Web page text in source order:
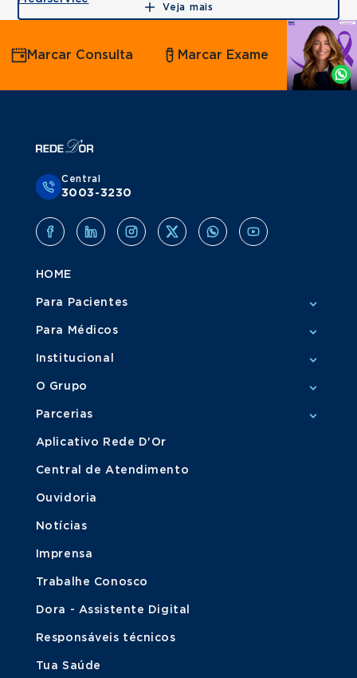
Veja mais
Agende
por
Whatsapp
Marcar Consulta Marcar Exame
Central
3003-3230
HOME
Para Pacientes
Para Médicos
Institucional
O Grupo
Parcerias
Aplicativo Rede D'Or
Central de Atendimento
Ouvidoria
Notícias
Imprensa
Trabalhe Conosco
Dora - Assistente Digital
Responsáveis técnicos
Tua Saúde